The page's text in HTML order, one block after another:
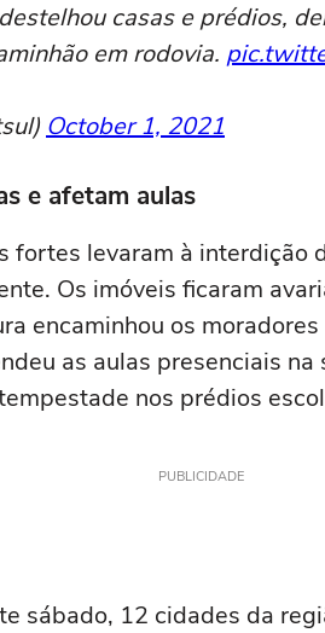
casas e prédios,
em rodovia.
October 1, 2021
e afetam aulas
fortes levaram à interdição
Os imóveis ficaram
encaminhou os
as aulas presenciais
nos prédios
PUBLICIDADE
sábado, 12 cidades da